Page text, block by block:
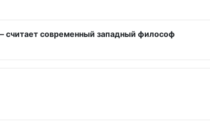
считает современный западный философ